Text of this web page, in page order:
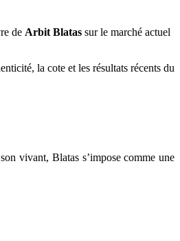
de Arbit Blatas sur le marché actuel
la cote et les résultats récents du
vivant, Blatas s’impose comme une